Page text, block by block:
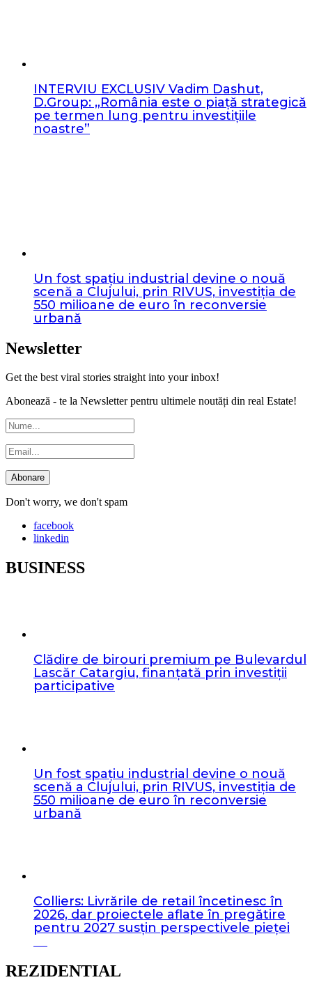
INTERVIU EXCLUSIV Vadim Dashut,
D.Group: „România este o piață strategică
pe termen lung pentru investițiile
noastre”
Un fost spațiu industrial devine o nouă
scenă a Clujului, prin RIVUS, investiția de
550 milioane de euro în reconversie
urbană
Newsletter
Get the best viral stories straight into your inbox!
Abonează - te la Newsletter pentru ultimele noutăți din real Estate!
Don't worry, we don't spam
facebook
linkedin
BUSINESS
Clădire de birouri premium pe Bulevardul
Lascăr Catargiu, finanțată prin investiții
participative
Un fost spațiu industrial devine o nouă
scenă a Clujului, prin RIVUS, investiția de
550 milioane de euro în reconversie
urbană
Colliers: Livrările de retail încetinesc în
2026, dar proiectele aflate în pregătire
pentru 2027 susțin perspectivele pieței
REZIDENTIAL